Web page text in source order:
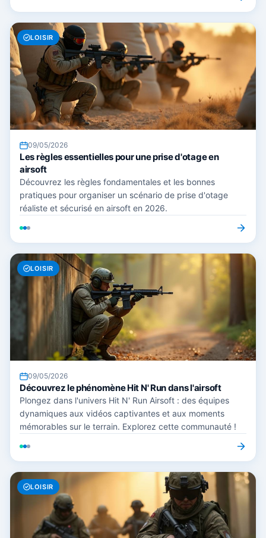
LOISIR
09/05/2026
Les règles essentielles pour une prise d'otage en
airsoft
Découvrez les règles fondamentales et les bonnes
pratiques pour organiser un scénario de prise d'otage
réaliste et sécurisé en airsoft en 2026.
LOISIR
09/05/2026
Découvrez le phénomène Hit N' Run dans l'airsoft
Plongez dans l'univers Hit N' Run Airsoft : des équipes
dynamiques aux vidéos captivantes et aux moments
mémorables sur le terrain. Explorez cette communauté !
LOISIR